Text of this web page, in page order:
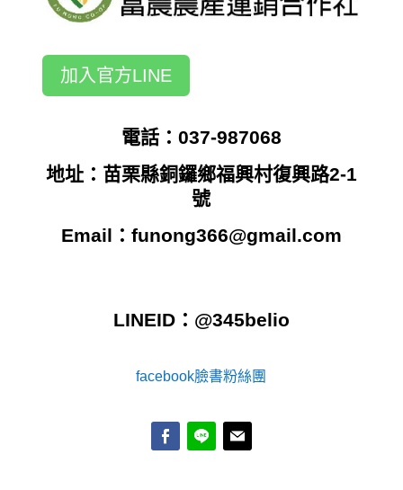
加入官方LINE
電話：037-987068
地址：苗栗縣銅鑼鄉福興村復興路2-1
號
Email： funong366@gmail.com
LINEID：@345belio
facebook臉書粉絲團